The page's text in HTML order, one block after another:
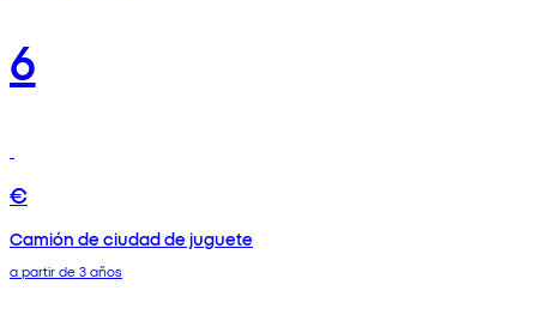
6
€
Camión de ciudad de juguete
a partir de 3 años